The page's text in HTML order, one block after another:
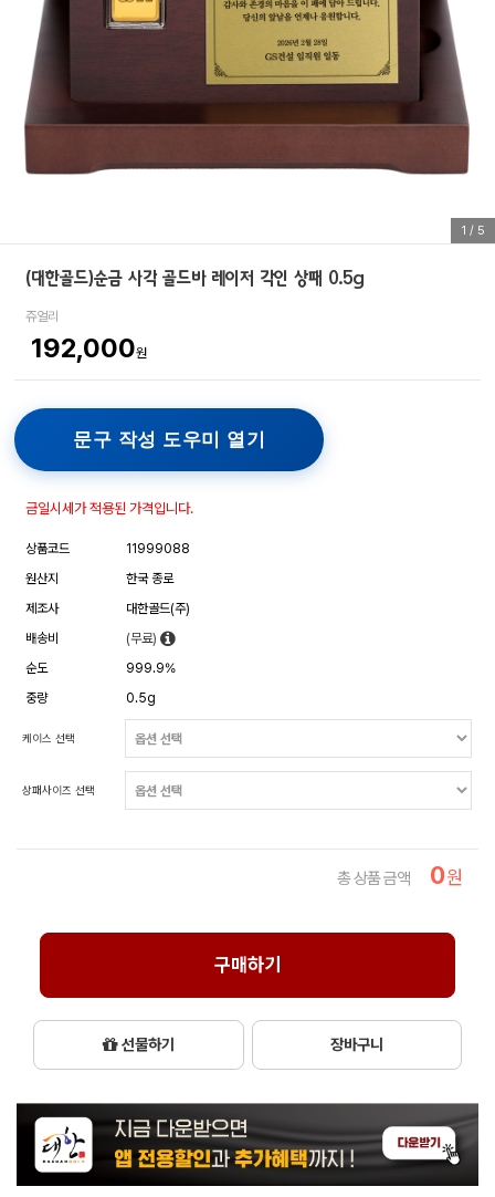
1 / 5
(대한골드)순금 사각 골드바 레이저 각인 상패 0.5g
쥬얼리
192,000원
문구 작성 도우미 열기
금일시세가 적용된 가격입니다.
상품코드
11999088
원산지
한국 종로
제조사
대한골드(주)
배송비
(무료)
순도
999.9%
중량
0.5g
케이스 선택
상패사이즈 선택
총 상품 금액 0원
구매하기
선물하기 장바구니